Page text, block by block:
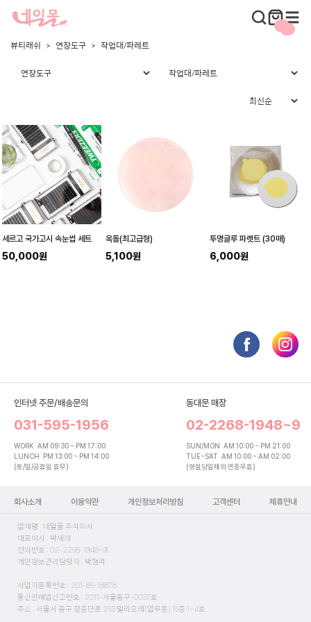
뷰티래쉬 연장도구 작업대/파레트
세르고 국가고시 속눈썹 세트
50,000원
옥돌(최고급형)
5,100원
투명글루 파렛트 (30매)
6,000원
인터넷 주문/배송문의
031-595-1956
WORK AM 09:30 ~ PM 17:00
LUNCH PM 13:00 ~ PM 14:00
(토/일/공휴일 휴무)
동대문 매장
02-2268-1948~9
SUN/MON AM 10:00 ~ PM 21:00
TUE~SAT AM 10:00 ~ AM 02:00
(명절당일제외 연중무휴)
회사소개 이용약관 개인정보처리방침 고객센터 제휴안내
업체명 : 네일몰 주식회사
대표이사 : 박세재
전화번호 : 02-2268-1948~9
개인정보관리담당자 : 박형석
사업자등록번호 : 201-86-18878
통신판매업신고번호 : 2011-서울중구-0037호
주소 : 서울시 중구 장충단로 263 밀리오레(업무동) 16층 1~4호